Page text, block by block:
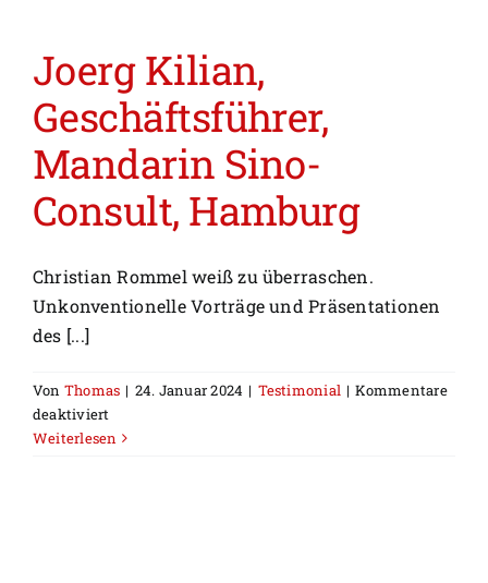
GmbH,
Frankfurt
Joerg Kilian,
Geschäftsführer,
Mandarin Sino-
Consult, Hamburg
Christian Rommel weiß zu überraschen.
Unkonventionelle Vorträge und Präsentationen
des [...]
Von Thomas | 24. Januar 2024 | Testimonial | Kommentare
deaktiviert
Joerg
Weiterlesen